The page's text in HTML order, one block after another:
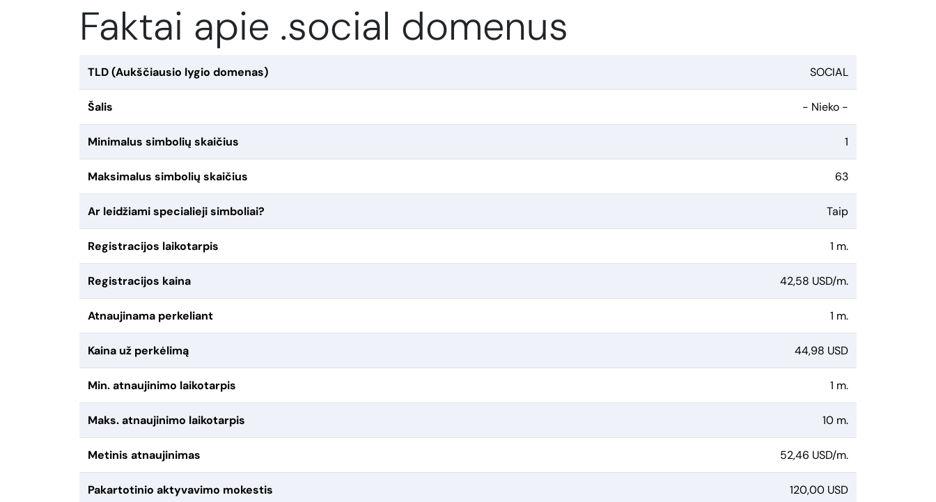
Faktai apie .social domenus
TLD (Aukščiausio lygio domenas) SOCIAL
Šalis - Nieko -
Minimalus simbolių skaičius 1
Maksimalus simbolių skaičius 63
Ar leidžiami specialieji simboliai? Taip
Registracijos laikotarpis 1 m.
Registracijos kaina 42,58 USD/m.
Atnaujinama perkeliant 1 m.
Kaina už perkėlimą 44,98 USD
Min. atnaujinimo laikotarpis 1 m.
Maks. atnaujinimo laikotarpis 10 m.
Metinis atnaujinimas 52,46 USD/m.
Pakartotinio aktyvavimo mokestis 120,00 USD